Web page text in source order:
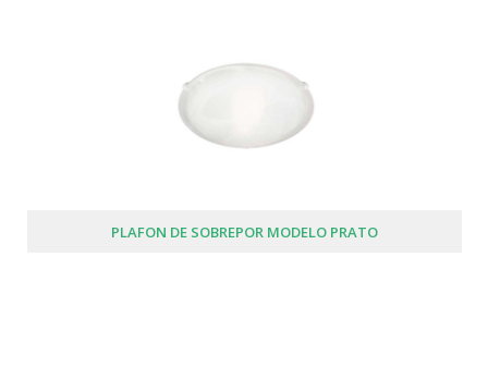
PLAFON DE SOBREPOR MODELO PRATO